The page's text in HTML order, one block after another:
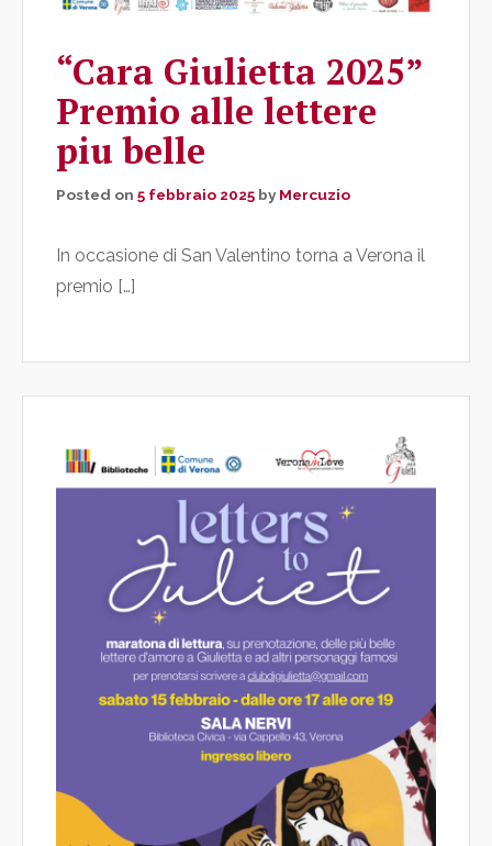
“Cara Giulietta 2025”
Premio alle lettere
piu belle
Posted on 5 febbraio 2025 by Mercuzio
In occasione di San Valentino torna a Verona il
premio […]